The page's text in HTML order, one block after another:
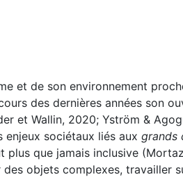
et de son environnement
des dernières années son
et Wallin, 2020; Yström &
enjeux sociétaux liés aux grands
plus que jamais inclusive
objets complexes, travailler